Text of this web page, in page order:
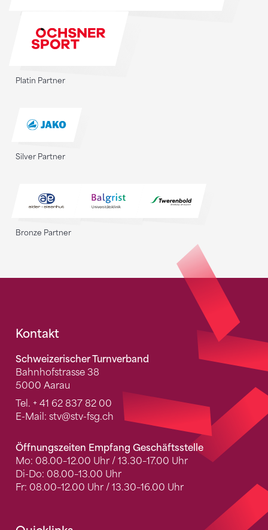
Platin Partner
Silver Partner
Bronze Partner
Fusszeile
Kontakt
Schweizerischer Turnverband
Bahnhofstrasse 38
5000 Aarau
Tel. + 41 62 837 82 00
E-Mail: stv@stv-fsg.ch
Öffnungszeiten Empfang Geschäftsstelle
Mo: 08.00–12.00 Uhr / 13.30–17.00 Uhr
Di-Do: 08.00–13.00 Uhr
Fr: 08.00–12.00 Uhr / 13.30–16.00 Uhr